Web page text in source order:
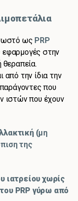
ως PRP
εφαρμογές στην
θεραπεία.
από την ίδια την
που
ιστών που έχουν
(μη
της
ιατρείου χωρίς
PRP γύρω από